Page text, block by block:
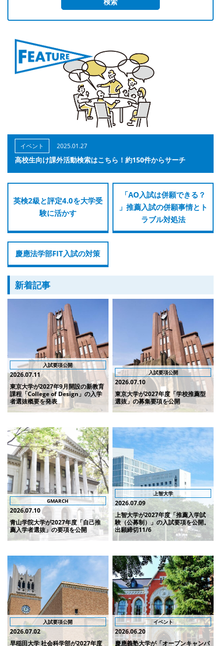
イベント 2025.01.27
高校生向け課外活動検索はこちら！約150件からサーチ
英検2級と評定4.0を大学受
験に活かす
「AO入試は併願できる？
」推薦入試の併願事情とト
ラブル対処法
慶應法学部FIT入試の対策
新着記事
入試要項公開
2026.07.11
東京大学が2027年9月開設の新教育
課程「College of Design」の入学
者選抜概要を発表
入試要項公開
2026.07.10
東京大学が2027年度「学校推薦型
選抜」の募集要項を公開
GMARCH
2026.07.10
青山学院大学が2027年度「自己推
薦入学者選抜」の要項を公開
上智大学
2026.07.09
上智大学が2027年度「推薦入学試
験（公募制）」の入試要項を公開。
出願締切11/6
入試要項公開
2026.07.02
早稲田大学 社会科学部が2027年度
イベント
2026.06.20
慶應義塾大学が「オープンキャンパ